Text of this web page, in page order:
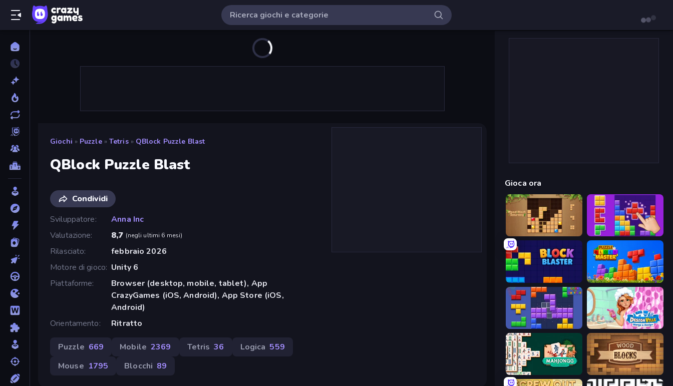
Giochi » Puzzle » Tetris » QBlock Puzzle Blast
QBlock Puzzle Blast
Condividi
Sviluppatore
Anna Inc
Valutazione
8,7 (negli ultimi 6 mesi)
Rilasciato
febbraio 2026
Motore di gioco Unity 6
Piattaforme
Browser (desktop, mobile, tablet), App
CrazyGames (iOS, Android), App Store (iOS,
Android)
Orientamento
Ritratto
Puzzle 669 Mobile 2369 Tetris 36 Logica 559
Mouse 1795 Blocchi 89
Gioca ora
Wood Block Journey BlockBuster Puzzle
Block Blaster Puzzle Block Master
Blocks and that’s it Designville: Merge & Design
Mahjongg Solitaire Wood Blocks